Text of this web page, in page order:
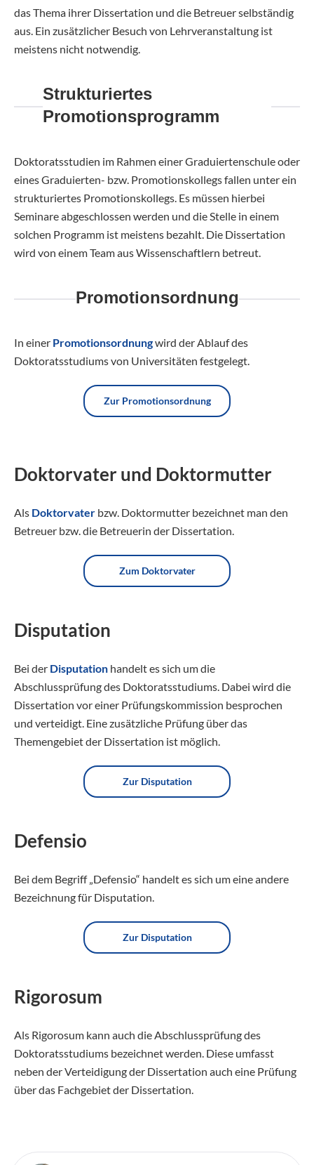
das Thema ihrer Dissertation und die Betreuer selbständig
aus. Ein zusätzlicher Besuch von Lehrveranstaltung ist
meistens nicht notwendig.
Strukturiertes
Promotionsprogramm
Doktoratsstudien im Rahmen einer Graduiertenschule oder
eines Graduierten- bzw. Promotionskollegs fallen unter ein
strukturiertes Promotionskollegs. Es müssen hierbei
Seminare abgeschlossen werden und die Stelle in einem
solchen Programm ist meistens bezahlt. Die Dissertation
wird von einem Team aus Wissenschaftlern betreut.
Promotionsordnung
In einer Promotionsordnungwird der Ablauf des
Doktoratsstudiums von Universitäten festgelegt.
Zur Promotionsordnung
Doktorvater und Doktormutter
Als Doktorvater bzw. Doktormutter bezeichnet man den
Betreuer bzw. die Betreuerin der Dissertation.
Zum Doktorvater
Disputation
Bei der Disputation handelt es sich um die
Abschlussprüfung des Doktoratsstudiums. Dabei wird die
Dissertation vor einer Prüfungskommission besprochen
und verteidigt. Eine zusätzliche Prüfung über das
Themengebiet der Dissertation ist möglich.
Zur Disputation
Defensio
Bei dem Begriff „Defensio“ handelt es sich um eine andere
Bezeichnung für Disputation.
Zur Disputation
Rigorosum
Als Rigorosum kann auch die Abschlussprüfung des
Doktoratsstudiums bezeichnet werden. Diese umfasst
neben der Verteidigung der Dissertation auch eine Prüfung
über das Fachgebiet der Dissertation.